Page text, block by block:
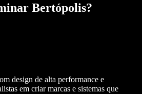
Bertópolis?
design de alta performance e
em criar marcas e sistemas que